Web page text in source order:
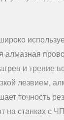
алмазная
и трение
лезвием,
точность
на станках с